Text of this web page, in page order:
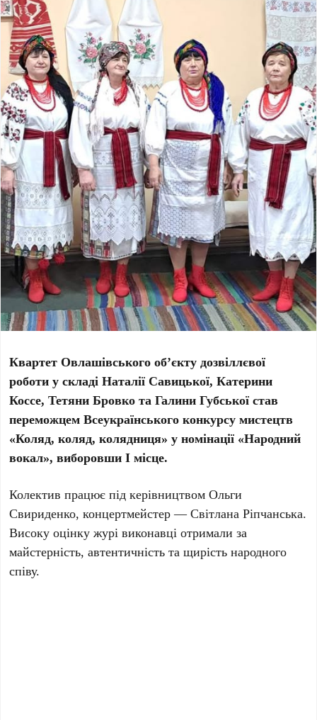
Квартет Овлашівського об’єкту дозвіллєвої
роботи у складі Наталії Савицької, Катерини
Коссе, Тетяни Бровко та Галини Губської став
переможцем Всеукраїнського конкурсу мистецтв
«Коляд, коляд, колядниця» у номінації «Народний
вокал», виборовши I місце.
Колектив працює під керівництвом Ольги
Свириденко, концертмейстер — Світлана Ріпчанська.
Високу оцінку журі виконавці отримали за
майстерність, автентичність та щирість народного
співу.